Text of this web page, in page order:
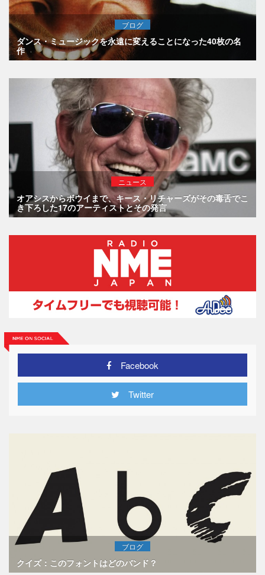
ブログ
ダンス・ミュージックを永遠に変えることになった40枚の名
作
ニュース
オアシスからボウイまで、キース・リチャーズがその毒舌でこ
き下ろした17のアーティストとその発言
Facebook
Twitter
ブログ
クイズ：このフォントはどのバンド？